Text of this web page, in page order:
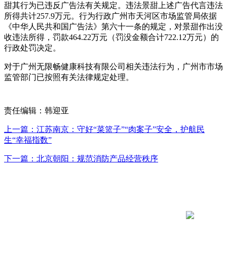
甜其行为已违反广告法有关规定。违法景甜上述广告代言违法
所得共计257.9万元。行为行政广州市天河区市场监管局依据
《中华人民共和国广告法》第六十一条的规定，对景甜作出没
收违法所得，罚款464.22万元（罚没金额合计722.12万元）的
行政处罚决定。
对于广州无限畅健康科技有限公司相关违法行为，广州市市场
监管部门已按照有关法律规定处理。
责任编辑：韩迎亚
上一篇：江苏南京：守好“菜篮子”“肉案子”安全，护航民
生“幸福指数”
下一篇：北京朝阳：规范消防产品经营秩序